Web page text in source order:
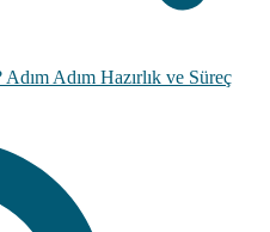
Adım Hazırlık ve Süreç